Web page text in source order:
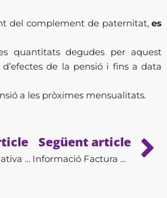
del complement de paternitat,es
quantitats degudes per aquest
de la pensió i fins a data
a les pròximes mensualitats.
Circular informativa sobre el registre horari i el servei de prevenció aliè i la seva obligatorietat
Següent article
Informació Factura Electrònica